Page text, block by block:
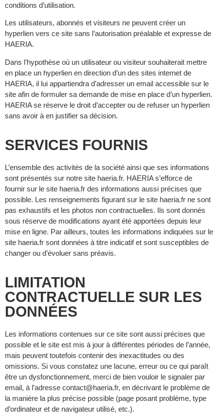
conditions d’utilisation.
Les utilisateurs, abonnés et visiteurs ne peuvent créer un
hyperlien vers ce site sans l’autorisation préalable et expresse de
HAERIA.
Dans l’hypothèse où un utilisateur ou visiteur souhaiterait mettre
en place un hyperlien en direction d’un des sites internet de
HAERIA, il lui appartiendra d’adresser un email accessible sur le
site afin de formuler sa demande de mise en place d’un hyperlien.
HAERIA se réserve le droit d’accepter ou de refuser un hyperlien
sans avoir à en justifier sa décision.
SERVICES FOURNIS
L’ensemble des activités de la société ainsi que ses informations
sont présentés sur notre site haeria.fr. HAERIA s’efforce de
fournir sur le site haeria.fr des informations aussi précises que
possible. Les renseignements figurant sur le site haeria.fr ne sont
pas exhaustifs et les photos non contractuelles. Ils sont donnés
sous réserve de modifications ayant été apportées depuis leur
mise en ligne. Par ailleurs, toutes les informations indiquées sur le
site haeria.fr sont données à titre indicatif et sont susceptibles de
changer ou d’évoluer sans préavis.
LIMITATION
CONTRACTUELLE SUR LES
DONNÉES
Les informations contenues sur ce site sont aussi précises que
possible et le site est mis à jour à différentes périodes de l’année,
mais peuvent toutefois contenir des inexactitudes ou des
omissions. Si vous constatez une lacune, erreur ou ce qui paraît
être un dysfonctionnement, merci de bien vouloir le signaler par
email, à l’adresse contact@haeria.fr, en décrivant le problème de
la manière la plus précise possible (page posant problème, type
d’ordinateur et de navigateur utilisé, etc.).